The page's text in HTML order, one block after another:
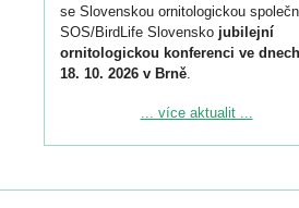
se Slovenskou ornitologickou
SOS/BirdLife Slovensko jubilejní
ornitologickou konferenci ve
18. 10. 2026 v Brně.
Podrobnější informace ke konferenci
Registrovat se můžete do 6. září.
... více aktualit ...